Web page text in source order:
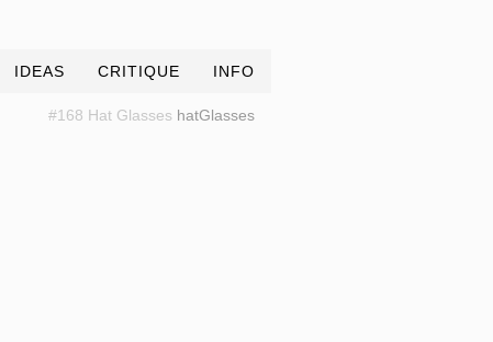
IDEAS CRITIQUE INFO
#168 Hat Glasses hatGlasses